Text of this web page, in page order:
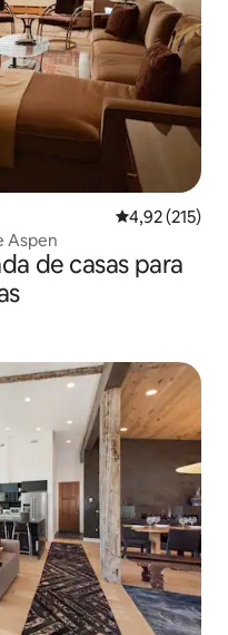
4,92 de uma
4,92 (215)
Aspen
de casas para